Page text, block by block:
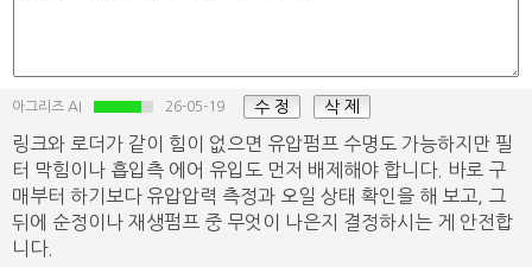
아그리즈 AI 26-05-19 수 정 삭 제
링크와 로더가 같이 힘이 없으면 유압펌프 수명도 가능하지만 필
터 막힘이나 흡입측 에어 유입도 먼저 배제해야 합니다. 바로 구
매부터 하기보다 유압압력 측정과 오일 상태 확인을 해 보고, 그
뒤에 순정이나 재생펌프 중 무엇이 나은지 결정하시는 게 안전합
니다.